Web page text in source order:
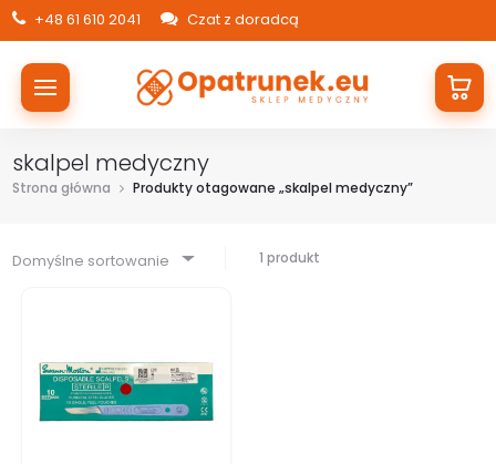
+48 61 610 2041 Czat z doradcą
skalpel medyczny
Strona główna Produkty otagowane „skalpel medyczny”
Domyślne sortowanie 1 produkt